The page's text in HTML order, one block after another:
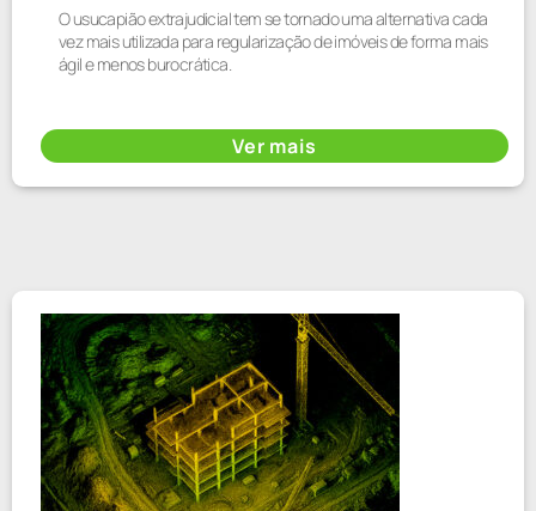
O usucapião extrajudicial tem se tornado uma alternativa cada
vez mais utilizada para regularização de imóveis de forma mais
ágil e menos burocrática.
Ver mais